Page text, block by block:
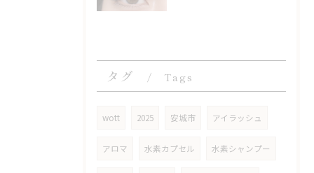
タグ Tags
wott 2025 安城市 アイラッシュ
アロマ 水素カプセル 水素シャンプー